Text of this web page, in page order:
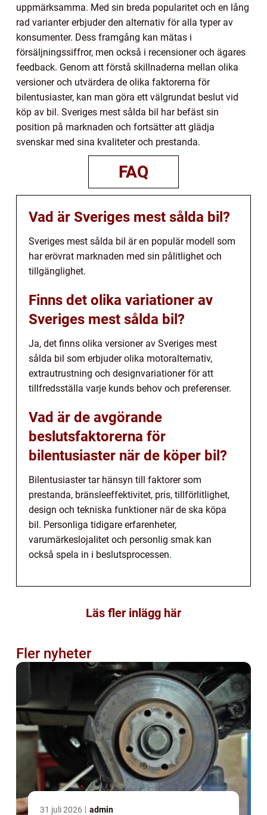
uppmärksamma. Med sin breda popularitet och en lång
rad varianter erbjuder den alternativ för alla typer av
konsumenter. Dess framgång kan mätas i
försäljningssiffror, men också i recensioner och ägares
feedback. Genom att förstå skillnaderna mellan olika
versioner och utvärdera de olika faktorerna för
bilentusiaster, kan man göra ett välgrundat beslut vid
köp av bil. Sveriges mest sålda bil har befäst sin
position på marknaden och fortsätter att glädja
svenskar med sina kvaliteter och prestanda.
FAQ
Vad är Sveriges mest sålda bil?
Sveriges mest sålda bil är en populär modell som
har erövrat marknaden med sin pålitlighet och
tillgänglighet.
Finns det olika variationer av
Sveriges mest sålda bil?
Ja, det finns olika versioner av Sveriges mest
sålda bil som erbjuder olika motoralternativ,
extrautrustning och designvariationer för att
tillfredsställa varje kunds behov och preferenser.
Vad är de avgörande
beslutsfaktorerna för
bilentusiaster när de köper bil?
Bilentusiaster tar hänsyn till faktorer som
prestanda, bränsleeffektivitet, pris, tillförlitlighet,
design och tekniska funktioner när de ska köpa
bil. Personliga tidigare erfarenheter,
varumärkeslojalitet och personlig smak kan
också spela in i beslutsprocessen.
Läs fler inlägg här
Fler nyheter
31 juli 2026 admin